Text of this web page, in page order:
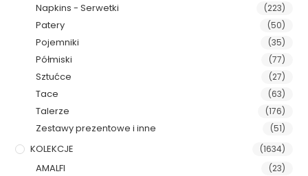
Napkins - Serwetki (223)
Patery (50)
Pojemniki (35)
Półmiski (77)
Sztućce (27)
Tace (63)
Talerze (176)
Zestawy prezentowe i inne (51)
KOLEKCJE (1634)
AMALFI (23)